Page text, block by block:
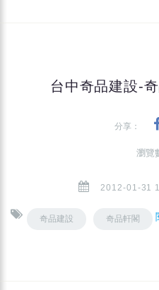
台中奇品建設-
分享：
瀏覽
2012-01-31
奇品建設 奇品軒閣